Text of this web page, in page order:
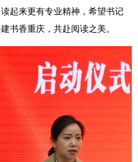
起来更有专业精神，希望书记
书香重庆，共赴阅读之美。